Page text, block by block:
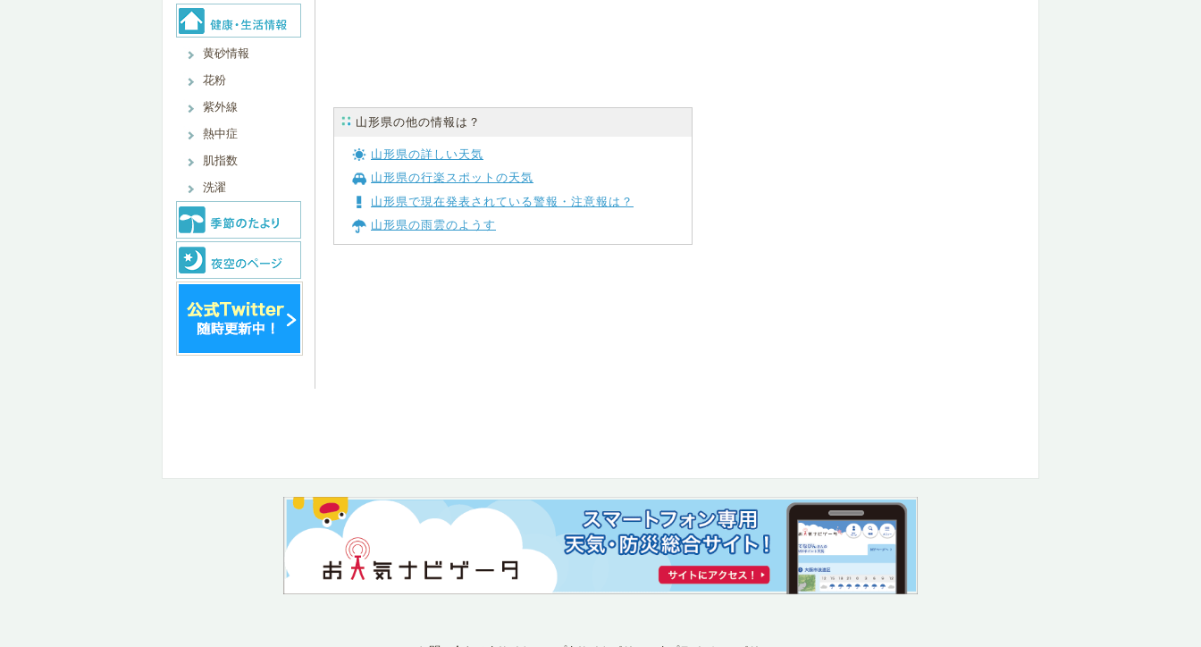
黄砂情報
花粉
紫外線
熱中症
肌指数
洗濯
山形県の他の情報は？
山形県の詳しい天気
山形県の行楽スポットの天気
山形県で現在発表されている警報・注意報は？
山形県の雨雲のようす